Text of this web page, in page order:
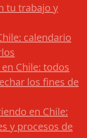
tu trabajo y
calendario
Chile: todos
los fines de
en Chile:
y procesos de